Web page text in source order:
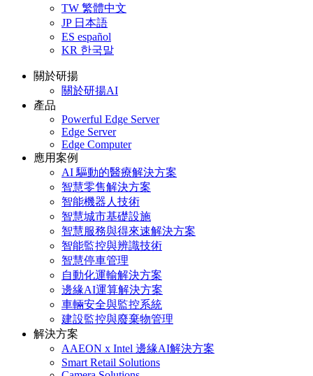
TW 繁體中文
JP 日本語
ES español
KR 한국말
關於研揚
關於研揚AI
產品
Powerful Edge Server
Edge Server
Edge Computer
應用案例
AI 驅動的醫療解決方案
智慧零售解決方案
智能機器人技術
智慧城市基礎設施
智慧服務與得來速解決方案
智能監控與辨識技術
智慧停車管理
自動化運輸解決方案
邊緣AI運算解決方案
車輛安全與監控系統
建設監控與廢棄物管理
解決方案
AAEON x Intel 邊緣AI解決方案
Smart Retail Solutions